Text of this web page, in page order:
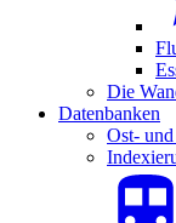
Die
Datenbanken
Ost-